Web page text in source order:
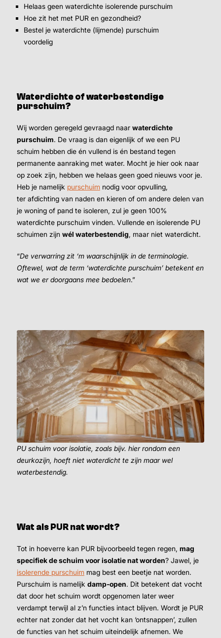
Helaas geen waterdichte isolerende purschuim
Hoe zit het met PUR en gezondheid?
Bestel je waterdichte (lijmende) purschuim
voordelig
Waterdichte of waterbestendige
purschuim?
Wij worden geregeld gevraagd naar waterdichte
purschuim. De vraag is dan eigenlijk of we een PU
schuim hebben die én vullend is én bestand tegen
permanente aanraking met water. Mocht je hier ook naar
op zoek zijn, hebben we helaas geen goed nieuws voor je.
Heb je namelijk purschuim nodig voor opvulling,
ter afdichting van naden en kieren of om andere delen van
je woning of pand te isoleren, zul je geen 100%
waterdichte purschuim vinden. Vullende en isolerende PU
schuimen zijn wél waterbestendig, maar niet waterdicht.
“De verwarring zit ‘m waarschijnlijk in de terminologie.
Oftewel, wat de term ‘waterdichte purschuim’ betekent en
wat we er doorgaans mee bedoelen.”
PU schuim voor isolatie, zoals bijv. hier rondom een
deurkozijn, hoeft niet waterdicht te zijn maar wel
waterbestendig.
Wat als PUR nat wordt?
Tot in hoeverre kan PUR bijvoorbeeld tegen regen, mag
specifiek de schuim voor isolatie nat worden? Jawel, je
isolerende purschuim mag best een beetje nat worden.
Purschuim is namelijk damp-open. Dit betekent dat vocht
dat door het schuim wordt opgenomen later weer
verdampt terwijl al z’n functies intact blijven. Wordt je PUR
echter nat zonder dat het vocht kan ‘ontsnappen’, zullen
de functies van het schuim uiteindelijk afnemen. We